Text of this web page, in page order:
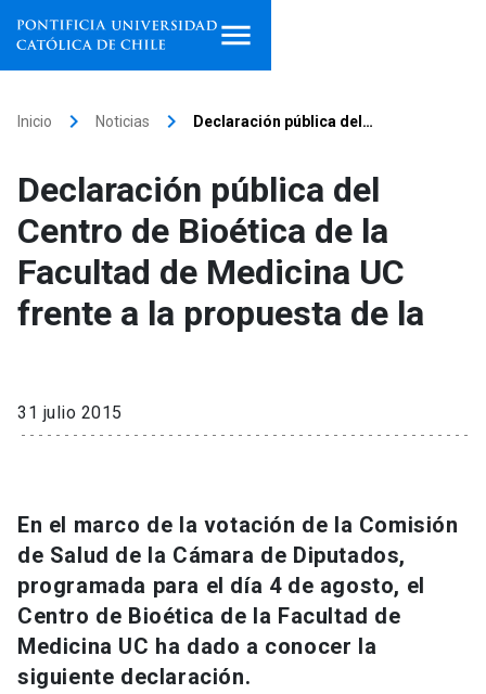
Facultades, escuelas e
institutos
Investigación
Información para keyboard_arrow_down
Futuros estudiantes
Estudiantes
Go to english site launch
ACCESOS DIRECTOS
Inicio keyboard_arrow_right Noticias keyboard_arrow_right Declaración pública del…
Declaración pública del
Centro de Bioética de la
Facultad de Medicina UC
frente a la propuesta de la
31 julio 2015
En el marco de la votación de la Comisión
de Salud de la Cámara de Diputados,
programada para el día 4 de agosto, el
Centro de Bioética de la Facultad de
Medicina UC ha dado a conocer la
siguiente declaración.